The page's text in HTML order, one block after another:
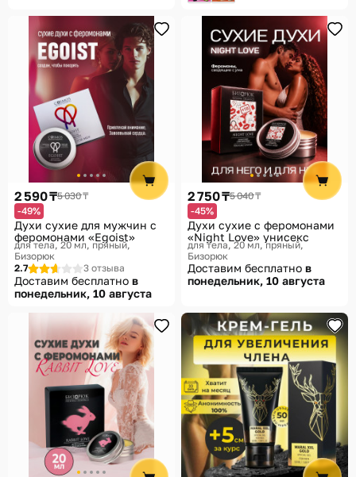
2 590 ₸5 030 ₸
-49%
Духи сухие для мужчин с
феромонами «Egoist»
для тела, 20 мл, пряный
Бизорюк
2.7
3 отзыва
Доставим бесплатно в
понедельник, 10 августа
2 750 ₸5 040 ₸
-45%
Духи сухие с феромонами
«Night Love» унисекс
для тела, 20 мл, пряный
Бизорюк
Доставим бесплатно в
понедельник, 10 августа